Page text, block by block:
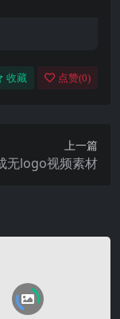
收藏 点赞(0)
上一篇
无logo视频素材